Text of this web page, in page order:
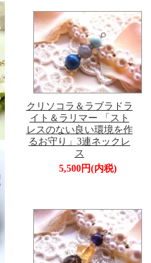
クリソコラ＆ラブラドラ
イト＆ラリマー 「スト
レスのない良い環境を作
るお守り」3連ネックレ
ス
5,500円(内税)